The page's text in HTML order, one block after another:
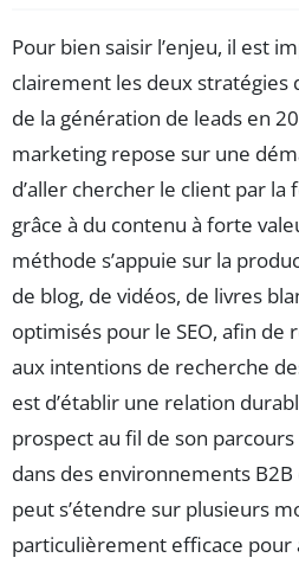
Pour bien saisir l’enjeu, il est
clairement les deux stratégies
de la génération de leads en
marketing repose sur une
d’aller chercher le client par la
grâce à du contenu à forte
méthode s’appuie sur la
de blog, de vidéos, de livres
optimisés pour le SEO, afin
aux intentions de recherche
est d’établir une relation
prospect au fil de son
dans des environnements B2B
peut s’étendre sur plusieurs
particulièrement efficace pour